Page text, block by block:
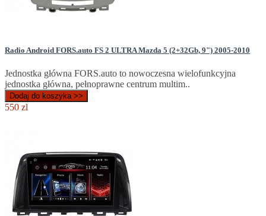
Radio Android FORS.auto FS 2 ULTRA Mazda 5 (2+32Gb, 9") 2005-2010
Jednostka główna FORS.auto to nowoczesna wielofunkcyjna
jednostka główna, pełnoprawne centrum multim..
Dodaj do koszyka >>
550 zl